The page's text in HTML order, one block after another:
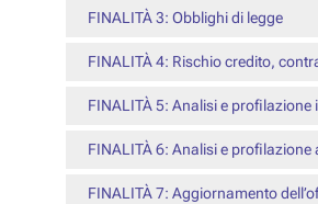
FINALITÀ 3: Obblighi di legge
FINALITÀ 4: Rischio credito,
FINALITÀ 5: Analisi e profilazione
FINALITÀ 6: Analisi e profilazione
FINALITÀ 7: Aggiornamento